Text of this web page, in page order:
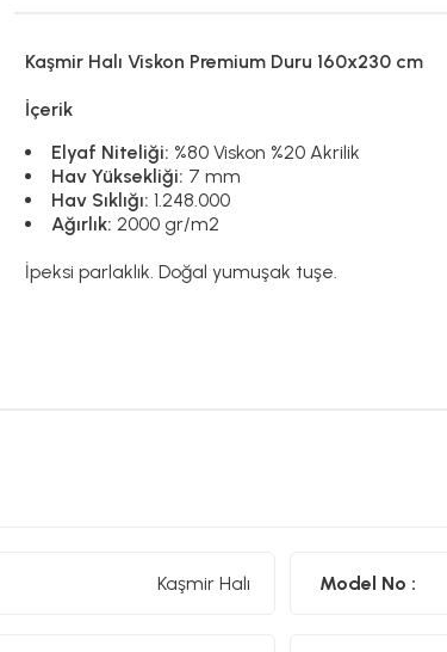
Kaşmir Halı Viskon Premium Duru 160x230 cm
İçerik
Elyaf Niteliği: %80 Viskon %20 Akrilik
Hav Yüksekliği: 7 mm
Hav Sıklığı:1.248.000
Ağırlık:2000 gr/m2
İpeksi parlaklık. Doğal yumuşak tuşe.
Kaşmir Halı Model No :